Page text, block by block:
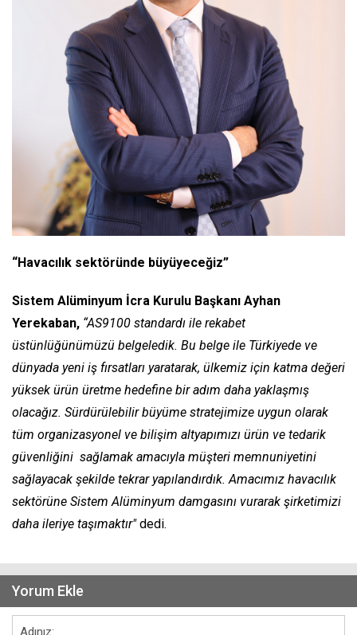
“Havacılık sektöründe büyüyeceğiz”
Sistem Alüminyum İcra Kurulu Başkanı Ayhan
Yerekaban, “AS9100 standardı ile rekabet
üstünlüğünümüzü belgeledik. Bu belge ile Türkiyede ve
dünyada yeni iş fırsatları yaratarak, ülkemiz için katma değeri
yüksek ürün üretme hedefine bir adım daha yaklaşmış
olacağız. Sürdürülebilir büyüme stratejimize uygun olarak
tüm organizasyonel ve bilişim altyapımızı ürün ve tedarik
güvenliğini sağlamak amacıyla müşteri memnuniyetini
sağlayacak şekilde tekrar yapılandırdık. Amacımız havacılık
sektörüne Sistem Alüminyum damgasını vurarak şirketimizi
daha ileriye taşımaktır"dedi.
Yorum Ekle